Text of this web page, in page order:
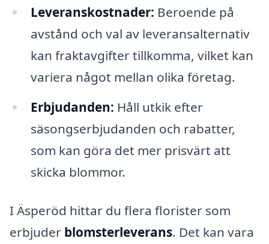
Leveranskostnader: Beroende på
avstånd och val av leveransalternativ
kan fraktavgifter tillkomma, vilket kan
variera något mellan olika företag.
Erbjudanden: Håll utkik efter
säsongserbjudanden och rabatter,
som kan göra det mer prisvärt att
skicka blommor.
I Äsperöd hittar du flera florister som
erbjuder blomsterleverans. Det kan vara